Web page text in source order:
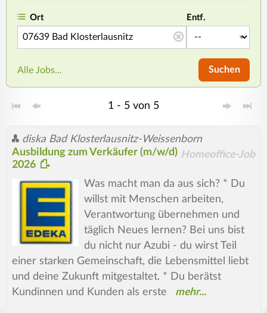
Ort Entf.
Alle Jobs... Suchen
1 - 5 von 5
diska Bad Klosterlausnitz-Weissenborn
Homeoffice-Job
Ausbildung zum Verkäufer (m/w/d)
2026
Was macht man da aus sich? * Du
willst mit Menschen arbeiten,
Verantwortung übernehmen und
täglich Neues lernen? Bei uns bist
du nicht nur Azubi - du wirst Teil
einer starken Gemeinschaft, die Lebensmittel liebt
und deine Zukunft mitgestaltet. * Du berätst
Kundinnen und Kunden als erste